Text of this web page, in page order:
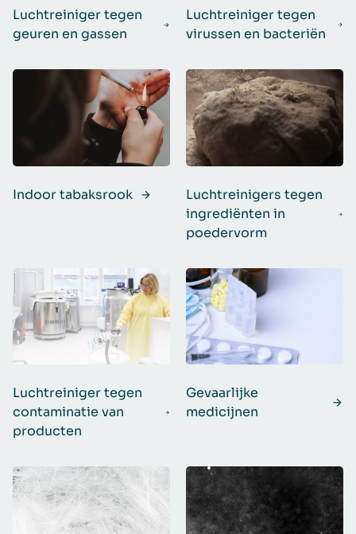
Luchtreiniger tegen
geuren en gassen
Luchtreiniger tegen
virussen en bacteriën
Indoor tabaksrook
Luchtreinigers tegen
ingrediënten in
poedervorm
Luchtreiniger tegen
contaminatie van
producten
Gevaarlijke
medicijnen